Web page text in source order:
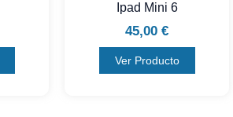
Ipad Mini 6
45,00 €
Ver Producto